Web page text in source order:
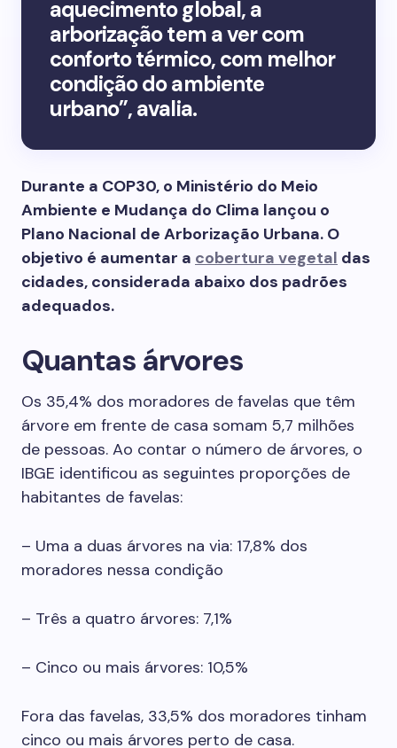
aquecimento global, a
arborização tem a ver com
conforto térmico, com melhor
condição do ambiente
urbano”, avalia.
Durante a COP30, o Ministério do Meio
Ambiente e Mudança do Clima lançou o
Plano Nacional de Arborização Urbana. O
objetivo é aumentar a cobertura vegetal das
cidades, considerada abaixo dos padrões
adequados.
Quantas árvores
Os 35,4% dos moradores de favelas que têm
árvore em frente de casa somam 5,7 milhões
de pessoas. Ao contar o número de árvores, o
IBGE identificou as seguintes proporções de
habitantes de favelas:
– Uma a duas árvores na via: 17,8% dos
moradores nessa condição
– Três a quatro árvores: 7,1%
– Cinco ou mais árvores: 10,5%
Fora das favelas, 33,5% dos moradores tinham
cinco ou mais árvores perto de casa.